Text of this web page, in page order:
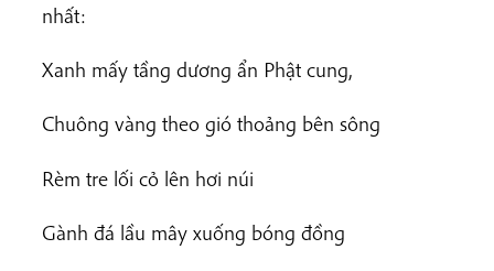
nhất:
Xanh mấy tầng dương ẩn Phật cung,
Chuông vàng theo gió thoảng bên sông
Rèm tre lối cỏ lên hơi núi
Gành đá lầu mây xuống bóng đồng